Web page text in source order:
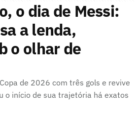
o dia de Messi:
a lenda,
o olhar de
de 2026 com três gols e revive
o início de sua trajetória há exatos